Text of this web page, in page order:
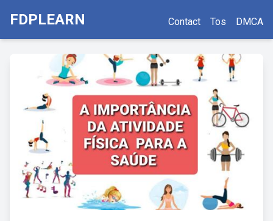
FDPLEARN Contact Tos DMCA